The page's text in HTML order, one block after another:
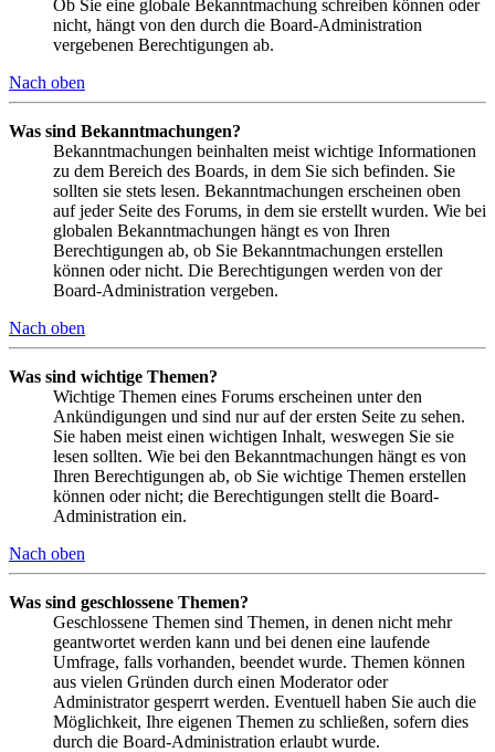
Ob Sie eine globale Bekanntmachung schreiben können oder
nicht, hängt von den durch die Board-Administration
vergebenen Berechtigungen ab.
Nach oben
Was sind Bekanntmachungen?
Bekanntmachungen beinhalten meist wichtige Informationen
zu dem Bereich des Boards, in dem Sie sich befinden. Sie
sollten sie stets lesen. Bekanntmachungen erscheinen oben
auf jeder Seite des Forums, in dem sie erstellt wurden. Wie bei
globalen Bekanntmachungen hängt es von Ihren
Berechtigungen ab, ob Sie Bekanntmachungen erstellen
können oder nicht. Die Berechtigungen werden von der
Board-Administration vergeben.
Nach oben
Was sind wichtige Themen?
Wichtige Themen eines Forums erscheinen unter den
Ankündigungen und sind nur auf der ersten Seite zu sehen.
Sie haben meist einen wichtigen Inhalt, weswegen Sie sie
lesen sollten. Wie bei den Bekanntmachungen hängt es von
Ihren Berechtigungen ab, ob Sie wichtige Themen erstellen
können oder nicht; die Berechtigungen stellt die Board-
Administration ein.
Nach oben
Was sind geschlossene Themen?
Geschlossene Themen sind Themen, in denen nicht mehr
geantwortet werden kann und bei denen eine laufende
Umfrage, falls vorhanden, beendet wurde. Themen können
aus vielen Gründen durch einen Moderator oder
Administrator gesperrt werden. Eventuell haben Sie auch die
Möglichkeit, Ihre eigenen Themen zu schließen, sofern dies
durch die Board-Administration erlaubt wurde.